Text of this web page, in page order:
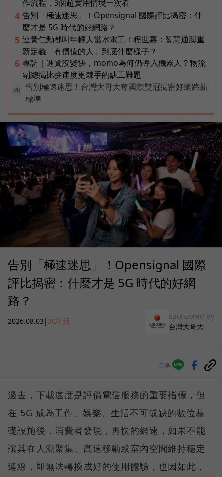
作流程，3個超實用情境一次看
4 告別「極速迷思」！Opensignal 國際評比揭密：什
麼才是 5G 時代的好網路？
5 連黃仁勳都叫年輕人當水電工！程世嘉：智慧通膨重
新定義「有價值的人」到底什麼樣子？
6 專訪｜進貨沒變快，momo為何仍導入機器人？物流
副總揭比拚速度更棘手的缺工難題
PR
告別極速迷思！台灣大哥大奪國際雙冠揭密好網路新
標準
告別「極速迷思」！Opensignal 國際
評比揭密：什麼才是 5G 時代的好網
路？
2026.08.03 | 3C生活
sponsored by
台灣大哥大
分享
過去，下載速度是評價電信服務的重要指標，但
在 5G 成為工作、娛樂、生活不可或缺的數位基
礎設施後，消費者發現，再快的網速，如果不能
讓其在人潮聚集、高速移動或室內空間維持穩定
連線，即無法轉換成好的使用體驗，也因如此，